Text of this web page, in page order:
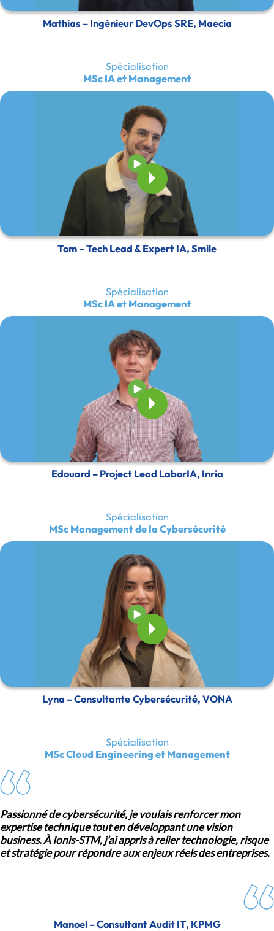
Mathias – Ingénieur DevOps SRE, Maecia
Spécialisation
MSc IA et Management
Tom – Tech Lead & Expert IA, Smile
Spécialisation
MSc IA et Management
Edouard – Project Lead LaborIA, Inria
Spécialisation
MSc Management de la Cybersécurité
Lyna – Consultante Cybersécurité, VONA
Spécialisation
MSc Cloud Engineering et Management
Passionné de cybersécurité, je voulais renforcer mon
expertise technique tout en développant une vision
business. À Ionis-STM, j’ai appris à relier technologie, risque
et stratégie pour répondre aux enjeux réels des entreprises.
Manoel – Consultant Audit IT, KPMG